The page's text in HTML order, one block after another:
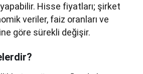
yapabilir. Hisse fiyatları; şirket
veriler, faiz oranları ve
göre sürekli değişir.